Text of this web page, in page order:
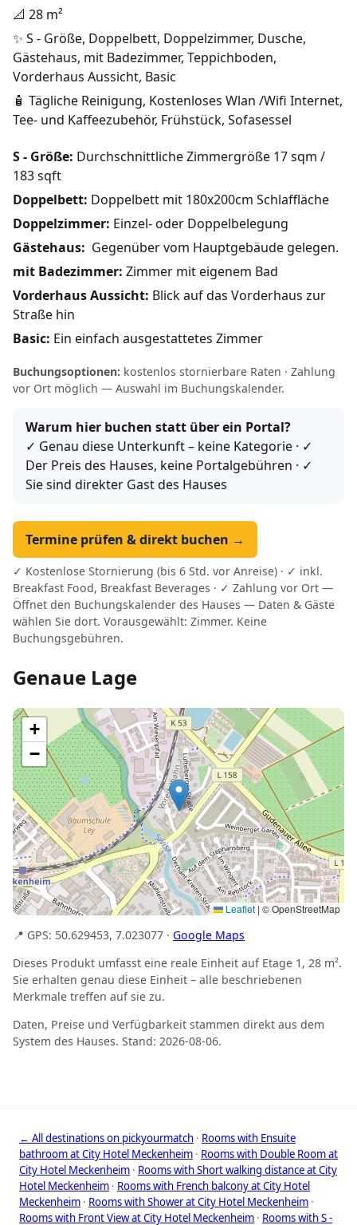
📐 28 m²
✨ S - Größe, Doppelbett, Doppelzimmer, Dusche,
Gästehaus, mit Badezimmer, Teppichboden,
Vorderhaus Aussicht, Basic
🧴 Tägliche Reinigung, Kostenloses Wlan /Wifi Internet,
Tee- und Kaffeezubehör, Frühstück, Sofasessel
S - Größe: Durchschnittliche Zimmergröße 17 sqm /
183 sqft
Doppelbett: Doppelbett mit 180x200cm Schlaffläche
Doppelzimmer: Einzel- oder Doppelbelegung
Gästehaus: Gegenüber vom Hauptgebäude gelegen.
mit Badezimmer: Zimmer mit eigenem Bad
Vorderhaus Aussicht: Blick auf das Vorderhaus zur
Straße hin
Basic: Ein einfach ausgestattetes Zimmer
Buchungsoptionen: kostenlos stornierbare Raten · Zahlung
vor Ort möglich — Auswahl im Buchungskalender.
Warum hier buchen statt über ein Portal?
✓ Genau diese Unterkunft – keine Kategorie · ✓
Der Preis des Hauses, keine Portalgebühren · ✓
Sie sind direkter Gast des Hauses
Termine prüfen & direkt buchen →
✓ Kostenlose Stornierung (bis 6 Std. vor Anreise) · ✓ inkl.
Breakfast Food, Breakfast Beverages · ✓ Zahlung vor Ort —
Öffnet den Buchungskalender des Hauses — Daten & Gäste
wählen Sie dort. Vorausgewählt: Zimmer. Keine
Buchungsgebühren.
Genaue Lage
+
−
Leaflet | © OpenStreetMap
📍 GPS: 50.629453, 7.023077 · Google Maps
Dieses Produkt umfasst eine reale Einheit auf Etage 1, 28 m².
Sie erhalten genau diese Einheit – alle beschriebenen
Merkmale treffen auf sie zu.
Daten, Preise und Verfügbarkeit stammen direkt aus dem
System des Hauses. Stand: 2026-08-06.
← All destinations on pickyourmatch · Rooms with Ensuite
bathroom at City Hotel Meckenheim · Rooms with Double Room at
City Hotel Meckenheim · Rooms with Short walking distance at City
Hotel Meckenheim · Rooms with French balcony at City Hotel
Meckenheim · Rooms with Shower at City Hotel Meckenheim ·
Rooms with Front View at City Hotel Meckenheim · Rooms with S -